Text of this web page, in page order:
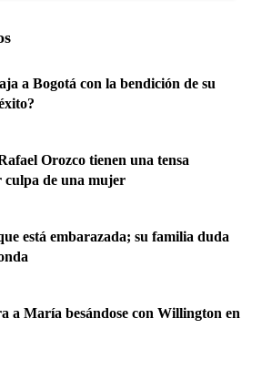
a Bogotá con la bendición de su
Orozco tienen una tensa
culpa de una mujer
está embarazada; su familia duda
a María besándose con Willington en